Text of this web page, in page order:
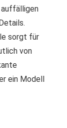
sorgt für
von
ein Modell